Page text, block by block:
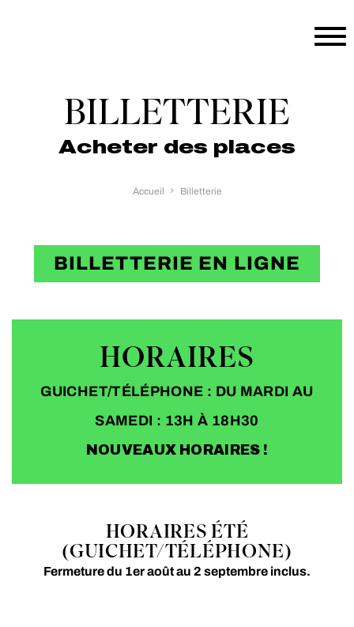
BILLETTERIE
Acheter des places
Accueil Billetterie
BILLETTERIE EN LIGNE
HORAIRES
GUICHET/TÉLÉPHONE : DU MARDI AU
SAMEDI : 13H À 18H30
NOUVEAUX HORAIRES !
HORAIRES ÉTÉ
(GUICHET/TÉLÉPHONE)
Fermeture du 1er août au 2 septembre inclus.